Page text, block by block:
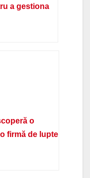
a gestiona
o
firmă de lupte